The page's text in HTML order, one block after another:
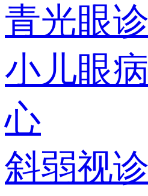
青光眼
小儿眼
心
斜弱视